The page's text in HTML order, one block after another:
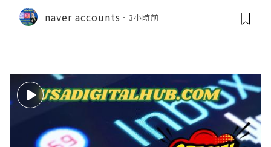
naver accounts 3小時前